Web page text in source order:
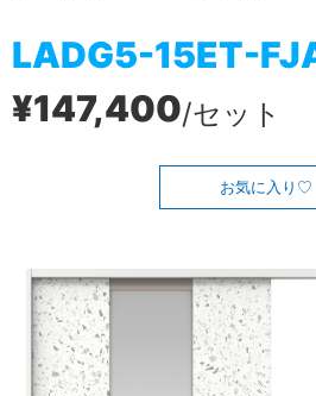
LADG5-15ET-
¥147,400/セット
お気に入り